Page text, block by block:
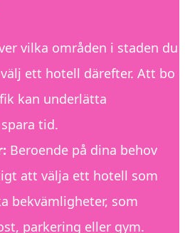
vilka områden i staden du
ett hotell därefter. Att bo
kan underlätta
tid.
Beroende på dina behov
att välja ett hotell som
bekvämligheter, som
parkering eller gym.